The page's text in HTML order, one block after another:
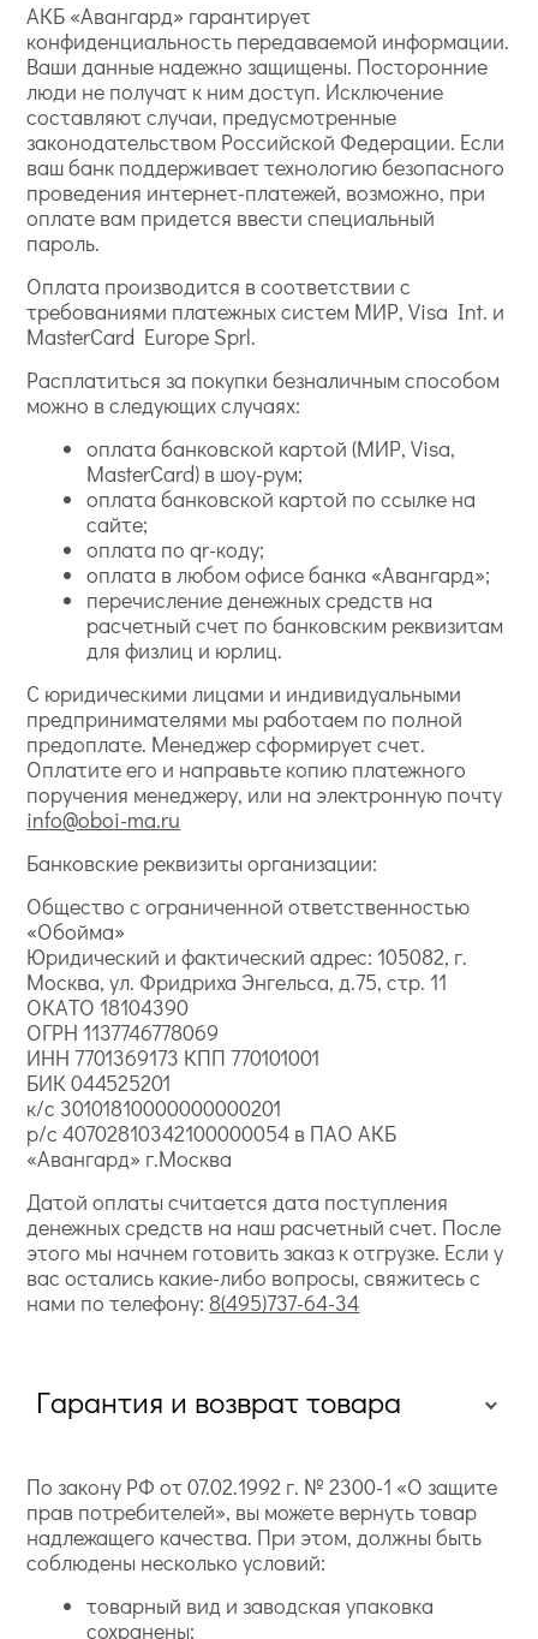
АКБ «Авангард» гарантирует
конфиденциальность передаваемой информации.
Ваши данные надежно защищены. Посторонние
люди не получат к ним доступ. Исключение
составляют случаи, предусмотренные
законодательством Российской Федерации. Если
ваш банк поддерживает технологию безопасного
проведения интернет-платежей, возможно, при
оплате вам придется ввести специальный
пароль.
Оплата производится в соответствии с
требованиями платежных систем МИР, Visa Int. и
MasterCard Europe Sprl.
Расплатиться за покупки безналичным способом
можно в следующих случаях:
оплата банковской картой (МИР, Visa,
MasterCard) в шоу-рум;
оплата банковской картой по ссылке на
сайте;
оплата по qr-коду;
оплата в любом офисе банка «Авангард»;
перечисление денежных средств на
расчетный счет по банковским реквизитам
для физлиц и юрлиц.
С юридическими лицами и индивидуальными
предпринимателями мы работаем по полной
предоплате. Менеджер сформирует счет.
Оплатите его и направьте копию платежного
поручения менеджеру, или на электронную почту
info@oboi-ma.ru
Банковские реквизиты организации:
Общество с ограниченной ответственностью
«Обойма»
Юридический и фактический адрес: 105082, г.
Москва, ул. Фридриха Энгельса, д.75, стр. 11
ОКАТО 18104390
ОГРН 1137746778069
ИНН 7701369173 КПП 770101001
БИК 044525201
к/с 30101810000000000201
р/с 40702810342100000054 в ПАО АКБ
«Авангард» г.Москва
Датой оплаты считается дата поступления
денежных средств на наш расчетный счет. После
этого мы начнем готовить заказ к отгрузке. Если у
вас остались какие-либо вопросы, свяжитесь с
нами по телефону: 8(495)737-64-34
Гарантия и возврат товара
По закону РФ от 07.02.1992 г. № 2300-1 «О защите
прав потребителей», вы можете вернуть товар
надлежащего качества. При этом, должны быть
соблюдены несколько условий:
товарный вид и заводская упаковка
сохранены;